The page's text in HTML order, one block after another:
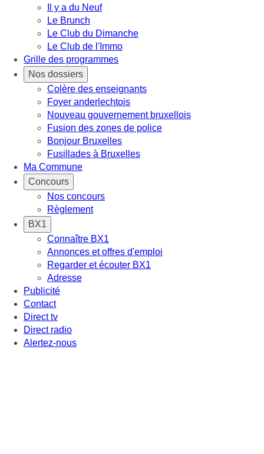
Il y a du Neuf
Le Brunch
Le Club du Dimanche
Le Club de l'Immo
Grille des programmes
Nos dossiers
Colère des enseignants
Foyer anderlechtois
Nouveau gouvernement bruxellois
Fusion des zones de police
Bonjour Bruxelles
Fusillades à Bruxelles
Ma Commune
Concours
Nos concours
Règlement
BX1
Connaître BX1
Annonces et offres d'emploi
Regarder et écouter BX1
Adresse
Publicité
Contact
Direct tv
Direct radio
Alertez-nous